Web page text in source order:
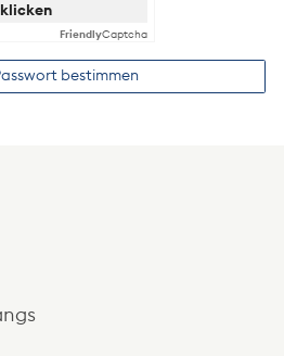
klicken
FriendlyCaptcha
bestimmen